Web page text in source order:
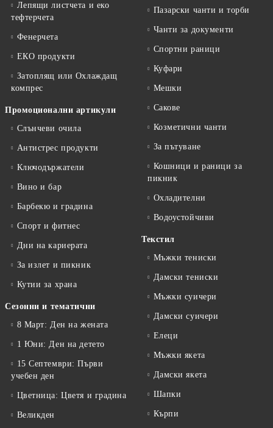
Лепящи листчета и еко
тефтeрчета
Фенерчета
ЕКО продукти
Затоплящ или Охлаждащ
компрес
Промоционални артикули
Слънчеви очила
Антистрес продукти
Ключодържатели
Вино и бар
Барбекю и градина
Спорт и фитнес
Дни на кариерата
За излет и пикник
Кутии за храна
Сезонни и тематични
8 Март: Ден на жената
1 Юни: Ден на детето
15 Септември: Първи
учебен ден
Цветница: Цветя и градина
Великден
Пазарски чанти и торби
Чанти за документи
Спортни раници
Куфари
Мешки
Сакове
Козметични чанти
За пътуване
Кошници и раници за
пикник
Охладителни
Водоустойчиви
Текстил
Мъжки тениски
Дамски тениски
Мъжки суичери
Дамски суичери
Елеци
Мъжки якета
Дамски якета
Шапки
Кърпи